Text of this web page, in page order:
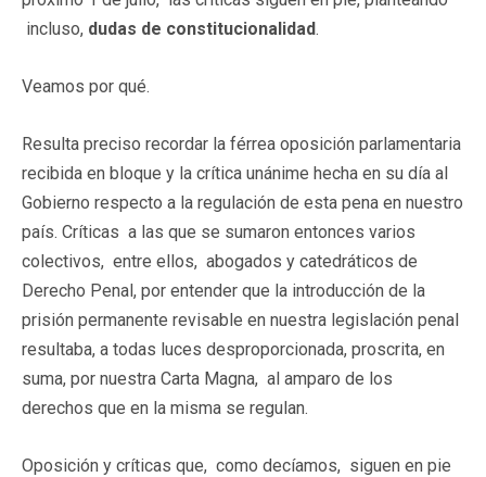
incluso, dudas de constitucionalidad.
Veamos por qué.
Resulta preciso recordar la férrea oposición parlamentaria
recibida en bloque y la crítica unánime hecha en su día al
Gobierno respecto a la regulación de esta pena en nuestro
país. Críticas a las que se sumaron entonces varios
colectivos, entre ellos, abogados y catedráticos de
Derecho Penal, por entender que la introducción de la
prisión permanente revisable en nuestra legislación penal
resultaba, a todas luces desproporcionada, proscrita, en
suma, por nuestra Carta Magna, al amparo de los
derechos que en la misma se regulan.
Oposición y críticas que, como decíamos, siguen en pie